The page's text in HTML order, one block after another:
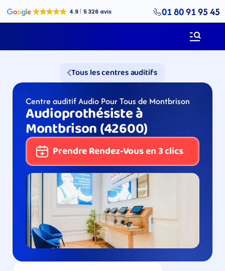
01 80 91 95 45
Tous les centres auditifs
Centre auditif Audio Pour Tous de Montbrison
Audioprothésiste à
Montbrison (42600)
Prendre Rendez-Vous en 3 clics